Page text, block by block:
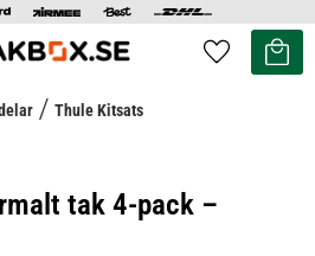
Favoriter
Kundvagn
Thule Kitsats
tak 4-pack –